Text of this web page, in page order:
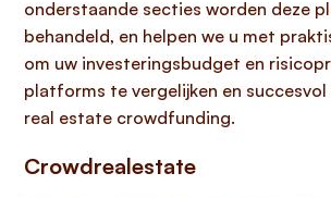
onderstaande secties worden deze
behandeld, en helpen we u met
om uw investeringsbudget en
platforms te vergelijken en
real estate crowdfunding.
Crowdrealestate